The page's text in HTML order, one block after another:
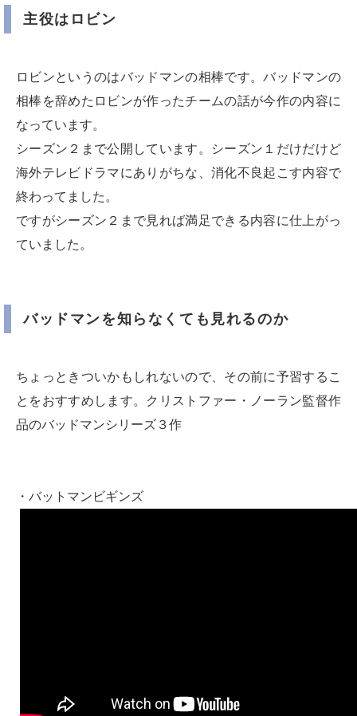
主役はロビン
ロビンというのはバッドマンの相棒です。バッドマンの
相棒を辞めたロビンが作ったチームの話が今作の内容に
なっています。
シーズン２まで公開しています。シーズン１だけだけど
海外テレビドラマにありがちな、消化不良起こす内容で
終わってました。
ですがシーズン２まで見れば満足できる内容に仕上がっ
ていました。
バッドマンを知らなくても見れるのか
ちょっときついかもしれないので、その前に予習するこ
とをおすすめします。クリストファー・ノーラン監督作
品のバッドマンシリーズ３作
・バットマンビギンズ